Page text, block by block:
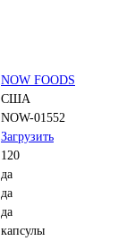
NOW FOODS
США
NOW-01552
Загрузить
120
да
да
да
капсулы